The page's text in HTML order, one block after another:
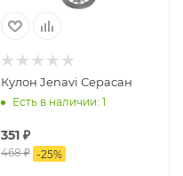
Кулон Jenavi Серасан
Есть в наличии: 1
351 ₽
468₽ -25%